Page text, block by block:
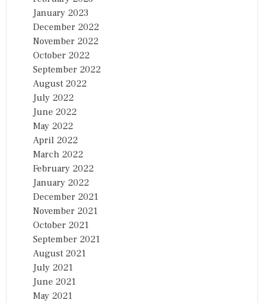
January 2023
December 2022
November 2022
October 2022
September 2022
August 2022
July 2022
June 2022
May 2022
April 2022
March 2022
February 2022
January 2022
December 2021
November 2021
October 2021
September 2021
August 2021
July 2021
June 2021
May 2021